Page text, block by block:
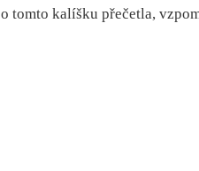
tomto kalíšku přečetla,